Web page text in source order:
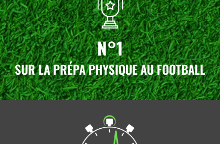
N°1
SUR LA PRÉPA PHYSIQUE AU FOOTBALL